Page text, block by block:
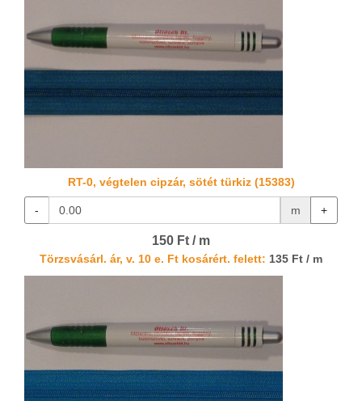
RT-0, végtelen cipzár, sötét türkiz (15383)
- m +
150 Ft / m
Törzsvásárl. ár, v. 10 e. Ft kosárért. felett: 135 Ft / m